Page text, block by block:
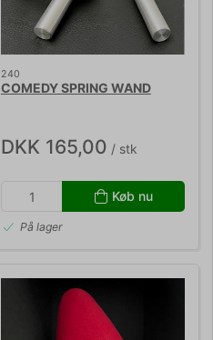
240
COMEDY SPRING WAND
DKK 165,00 / stk
Køb nu
På lager